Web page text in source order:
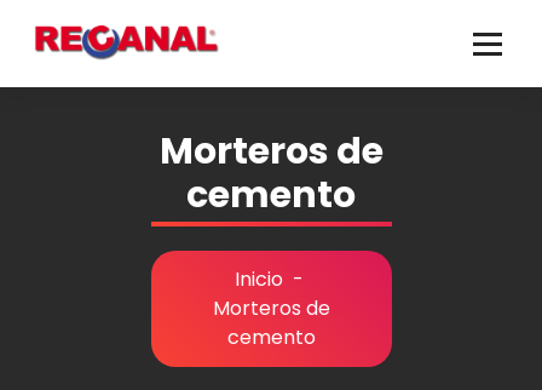
Morteros de
cemento
Inicio-
Morteros de
cemento